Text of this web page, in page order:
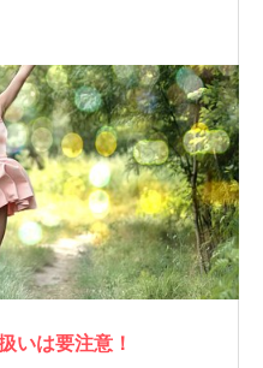
いは要注意！